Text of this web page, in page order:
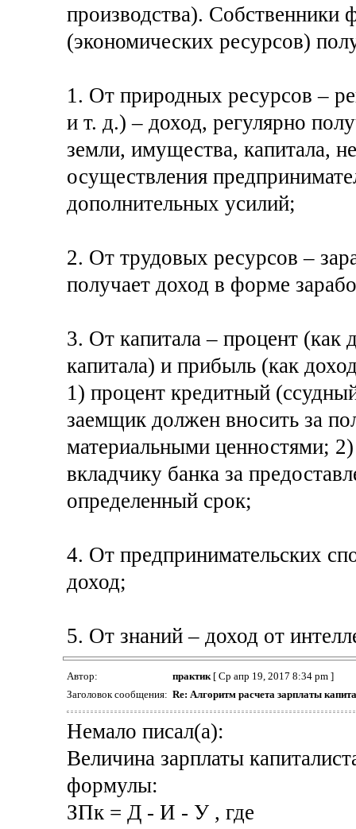
производства). Собственники
(экономических ресурсов)
1. От природных ресурсов –
и т. д.) – доход, регулярно
земли, имущества, капитала,
осуществления
дополнительных усилий;
2. От трудовых ресурсов –
получает доход в форме
3. От капитала – процент (как
капитала) и прибыль (как
1) процент кредитный
заемщик должен вносить за
материальными ценностями;
вкладчику банка за
определенный срок;
4. От предпринимательских
доход;
5. От знаний – доход от
Автор: практик[ Ср апр 19, 2017 8:34 pm ]
Заголовок сообщения: Re: Алгоритм расчета зарплаты
Немало писал(а):
Величина зарплаты
формулы:
ЗПк = Д - И - У , где